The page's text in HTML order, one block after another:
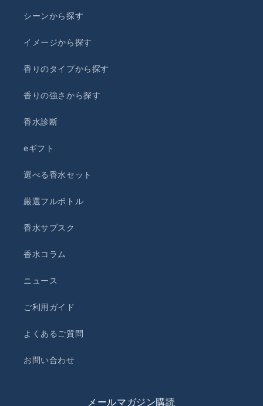
シーンから探す
イメージから探す
香りのタイプから探す
香りの強さから探す
香水診断
eギフト
選べる香水セット
厳選フルボトル
香水サブスク
香水コラム
ニュース
ご利用ガイド
よくあるご質問
お問い合わせ
メールマガジン購読